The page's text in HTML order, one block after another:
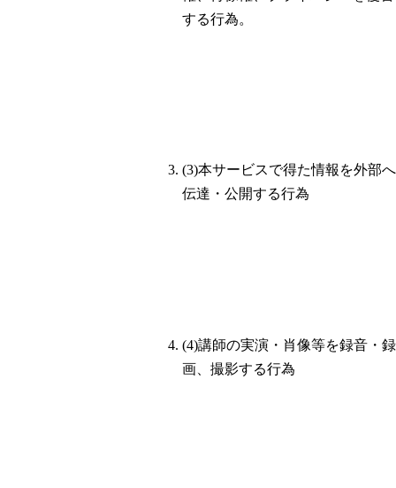
する行為。
(3)本サービスで得た情報を外部へ
伝達・公開する行為
(4)講師の実演・肖像等を録音・録
画、撮影する行為